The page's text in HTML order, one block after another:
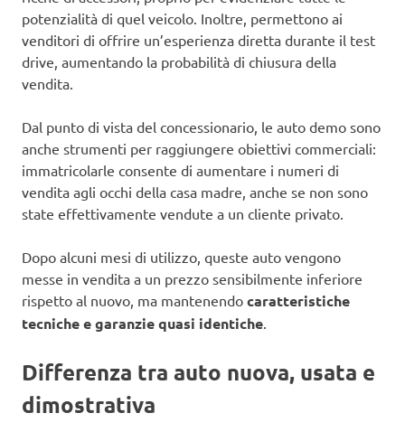
potenzialità di quel veicolo. Inoltre, permettono ai
venditori di offrire un’esperienza diretta durante il test
drive, aumentando la probabilità di chiusura della
vendita.
Dal punto di vista del concessionario, le auto demo sono
anche strumenti per raggiungere obiettivi commerciali:
immatricolarle consente di aumentare i numeri di
vendita agli occhi della casa madre, anche se non sono
state effettivamente vendute a un cliente privato.
Dopo alcuni mesi di utilizzo, queste auto vengono
messe in vendita a un prezzo sensibilmente inferiore
rispetto al nuovo, ma mantenendo caratteristiche
tecniche e garanzie quasi identiche.
Differenza tra auto nuova, usata e
dimostrativa